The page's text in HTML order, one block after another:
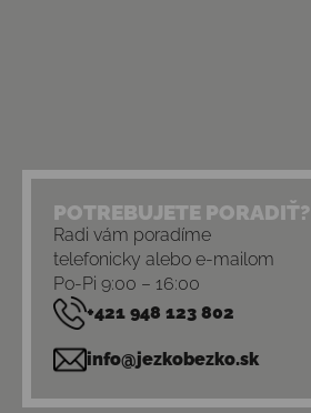
POTREBUJETE PORADIŤ?
Radi vám poradíme
telefonicky alebo e-mailom
Po-Pi 9:00 – 16:00
+421 948 123 802
info@jezkobezko.sk